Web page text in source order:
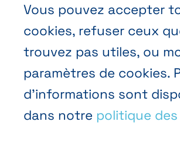
Conditions générales
Politique vie privée
Cookies
Vous pouvez accepter
cookies, refuser ceux
trouvez pas utiles, ou
paramètres de cookies.
d’informations sont
dans notre politique